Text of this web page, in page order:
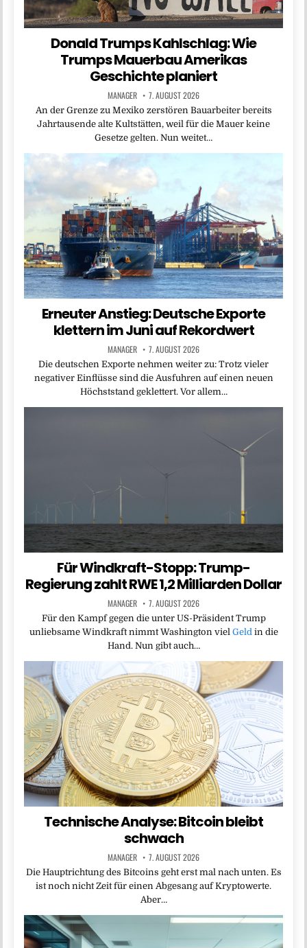
Donald Trumps Kahlschlag: Wie
Trumps Mauerbau Amerikas
Geschichte planiert
MANAGER 7. AUGUST 2026
An der Grenze zu Mexiko zerstören Bauarbeiter bereits
Jahrtausende alte Kultstätten, weil für die Mauer keine
Gesetze gelten. Nun weitet…
Erneuter Anstieg: Deutsche Exporte
klettern im Juni auf Rekordwert
MANAGER 7. AUGUST 2026
Die deutschen Exporte nehmen weiter zu: Trotz vieler
negativer Einflüsse sind die Ausfuhren auf einen neuen
Höchststand geklettert. Vor allem…
Für Windkraft-Stopp: Trump-
Regierung zahlt RWE 1,2 Milliarden Dollar
MANAGER 7. AUGUST 2026
Für den Kampf gegen die unter US-Präsident Trump
unliebsame Windkraft nimmt Washington viel Geld in die
Hand. Nun gibt auch…
Technische Analyse: Bitcoin bleibt
schwach
MANAGER 7. AUGUST 2026
Die Haupt­richtung des Bitcoins geht erst mal nach unten. Es
ist noch nicht Zeit für einen Abgesang auf Kryptowerte.
Aber…